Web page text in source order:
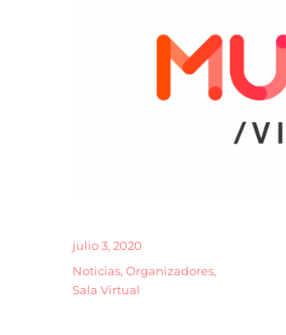
Publicado
julio 3, 2020
Categorías
Noticias,Organizadores,
Sala Virtual